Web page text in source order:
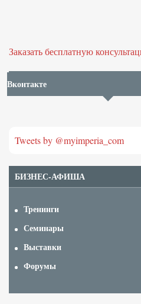
Заказать бесплатную
Вконтакте
Tweets by @myimperia_com
БИЗНЕС-АФИША
Тренинги
Семинары
Выставки
Форумы